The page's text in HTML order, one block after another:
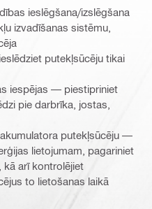
ieslēgšana/izslēgšana
izvadīšanas sistēmu,
putekļsūcēju tikai
iespējas — piestipriniet
pie darbrīka, jostas,
putekļsūcēju —
lietojumam, pagariniet
kā arī kontrolējiet
to lietošanas laikā